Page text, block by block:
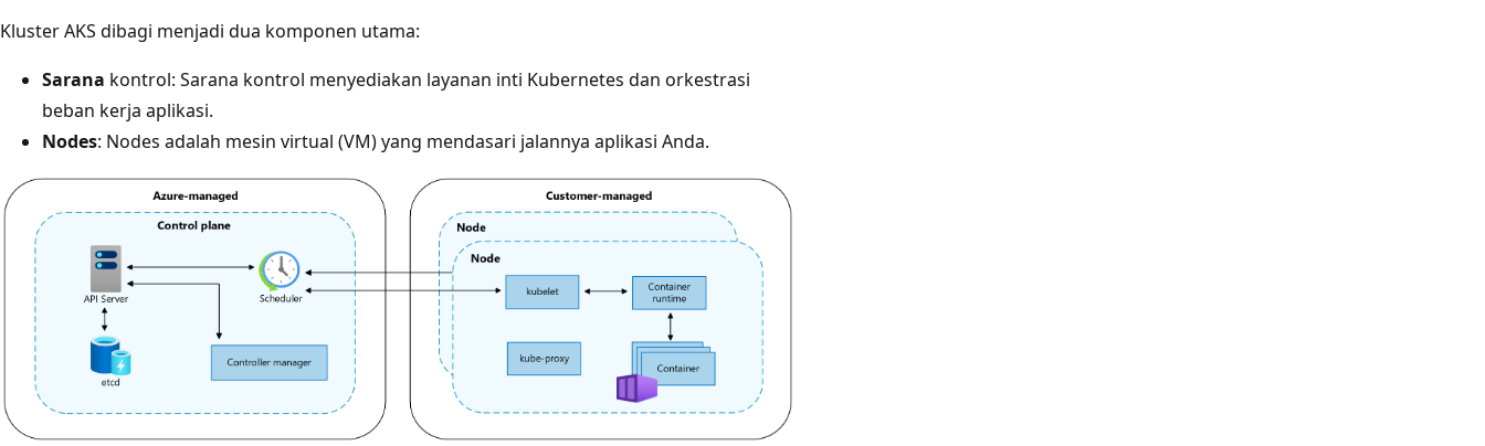
Kluster AKS dibagi menjadi dua komponen utama:
Sarana kontrol: Sarana kontrol menyediakan layanan inti Kubernetes dan orkestrasi
beban kerja aplikasi.
Nodes: Nodes adalah mesin virtual (VM) yang mendasari jalannya aplikasi Anda.